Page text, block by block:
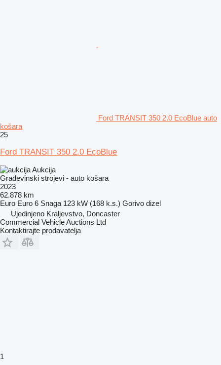
Ford TRANSIT 350 2.0 EcoBlue auto
košara
25
Ford TRANSIT 350 2.0 EcoBlue
Aukcija
Građevinski strojevi - auto košara
2023
62.878 km
Euro Euro 6 Snaga 123 kW (168 k.s.) Gorivo dizel
Ujedinjeno Kraljevstvo, Doncaster
Commercial Vehicle Auctions Ltd
Kontaktirajte prodavatelja
1